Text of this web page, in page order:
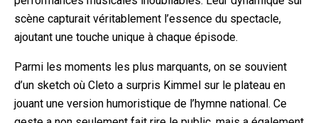
scène capturait véritablement l’essence du spectacle,
ajoutant une touche unique à chaque épisode.
Parmi les moments les plus marquants, on se souvient
d’un sketch où Cleto a surpris Kimmel sur le plateau en
jouant une version humoristique de l’hymne national. Ce